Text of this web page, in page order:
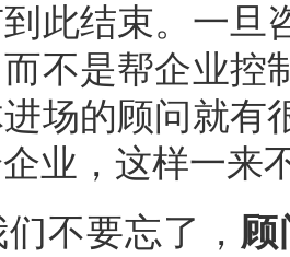
此结束。一旦
不是帮企业控
场的顾问就有
业，这样一来
不要忘了， 顾